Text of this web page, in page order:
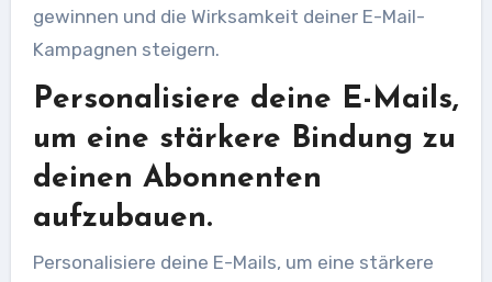
gewinnen und die Wirksamkeit deiner E-Mail-
Kampagnen steigern.
Personalisiere deine E-Mails,
um eine stärkere Bindung zu
deinen Abonnenten
aufzubauen.
Personalisiere deine E-Mails, um eine stärkere